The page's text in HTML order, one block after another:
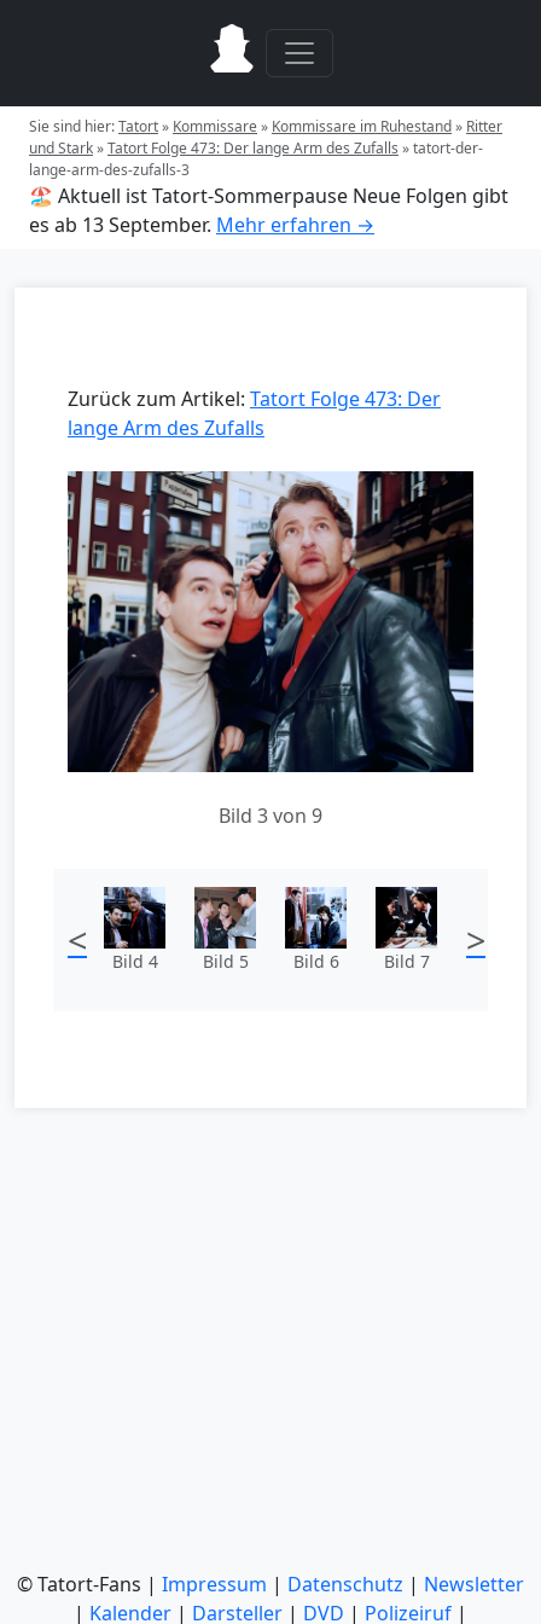
Sie sind hier:Tatort» Kommissare» Kommissare im Ruhestand» Ritter
und Stark»Tatort Folge 473: Der lange Arm des Zufalls »tatort-der-
lange-arm-des-zufalls-3
🏖️ Aktuell ist Tatort-Sommerpause Neue Folgen gibt
es ab 13 September. Mehr erfahren →
Zurück zum Artikel: Tatort Folge 473: Der
lange Arm des Zufalls
Bild 3 von 9
< Bild 4 Bild 5 Bild 6 Bild 7 >
© Tatort-Fans | Impressum | Datenschutz | Newsletter
| Kalender | Darsteller | DVD | Polizeiruf |